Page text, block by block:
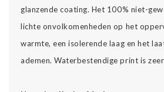
glanzende coating. Het 100% niet-
lichte onvolkomenheden op het
warmte, een isolerende laag en het
ademen. Waterbestendige print is